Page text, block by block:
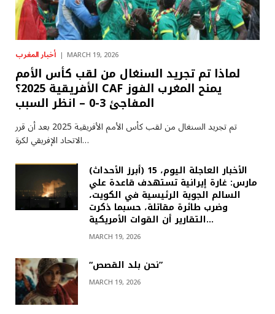
أخبار المغرب MARCH 19, 2026
لماذا تم تجريد السنغال من لقب كأس الأمم
الأفريقية 2025؟ CAF يمنح المغرب الفوز
المفاجئ 3-0 – انظر السبب
تم تجريد السنغال من لقب كأس الأمم الأفريقية 2025 بعد أن قرر
الاتحاد الإفريقي لكرة…
(أبرز الأحداث) الأخبار العاجلة اليوم، 15
مارس: غارة إيرانية تستهدف قاعدة علي
السالم الجوية الرئيسية في الكويت،
وضرب طائرة مقاتلة، حسبما ذكرت
التقارير أن القوات الأمريكية…
MARCH 19, 2026
“نحن بلد القصص”
MARCH 19, 2026